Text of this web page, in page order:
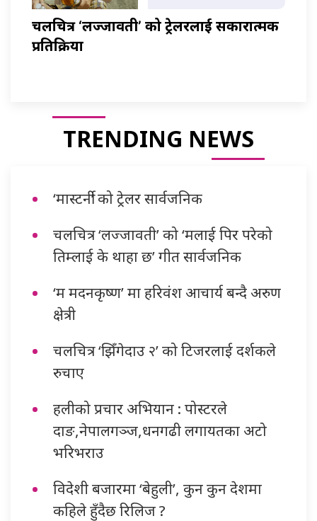
चलचित्र ‘लज्जावती’ को ट्रेलरलाई सकारात्मक
प्रतिक्रिया
TRENDING NEWS
‘मास्टर्नी’ को ट्रेलर सार्वजनिक
चलचित्र ‘लज्जावती’ को ‘मलाई पिर परेको
तिम्लाई के थाहा छ’ गीत सार्वजनिक
‘म मदनकृष्ण’ मा हरिवंश आचार्य बन्दै अरुण
क्षेत्री
चलचित्र ‘झिँगेदाउ २’ को टिजरलाई दर्शकले
रुचाए
हलीको प्रचार अभियान : पोस्टरले
दाङ,नेपालगञ्ज,धनगढी लगायतका अटो
भरिभराउ
विदेशी बजारमा ‘बेहुली’, कुन कुन देशमा
कहिले हुँदैछ रिलिज ?